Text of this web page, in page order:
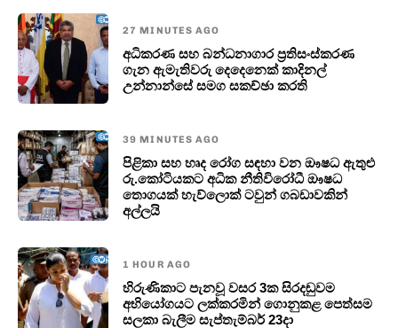
27 MINUTES AGO
අධිකරණ සහ බන්ධනාගාර ප්‍රතිසංස්කරණ
ගැන ඇමැතිවරු දෙදෙනෙක් කාදිනල්
උන්නාන්සේ සමග සකච්ඡා කරති
39 MINUTES AGO
පිළිකා සහ හෘද රෝග සඳහා වන ඖෂධ ඇතුළු
රු.කෝටියකට අධික නීතිවිරෝධී ඖෂධ
තොගයක් හැව්ලොක් ටවුන් ගබඩාවකින්
අල්ලයි
1 HOUR AGO
හිරුණිකාට පැනවූ වසර 3ක සිරදඬුවම
අභියෝගයට ලක්කරමින් ගොනුකළ පෙත්සම
සලකා බැලීම සැප්තැම්බර් 23දා